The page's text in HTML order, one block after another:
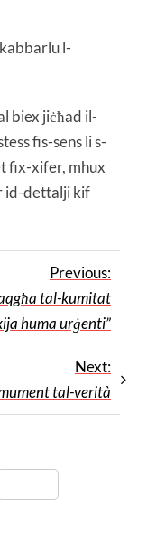
l-
biex jiċħad il-
fis-sens li s-
fix-xifer, mhux
id-dettalji kif
Previous:
tal-kumitat
huma urġenti”
Next:
tal-verità